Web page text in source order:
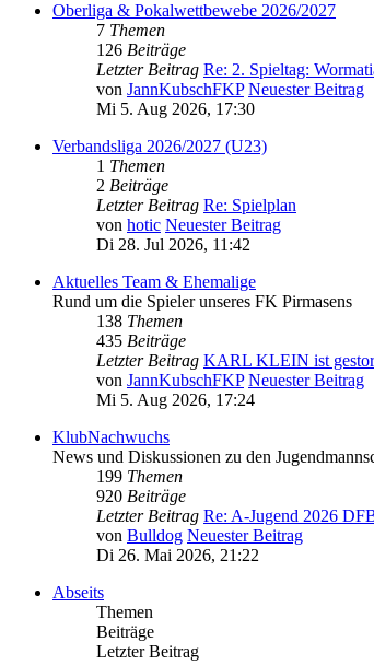
Oberliga & Pokalwettbewebe 2026/2027
7 Themen
126 Beiträge
Letzter Beitrag Re: 2. Spieltag:
von JannKubschFKP Neuester Beitrag
Mi 5. Aug 2026, 17:30
Verbandsliga 2026/2027 (U23)
1 Themen
2 Beiträge
Letzter Beitrag Re: Spielplan
von hotic Neuester Beitrag
Di 28. Jul 2026, 11:42
Aktuelles Team & Ehemalige
Rund um die Spieler unseres FK Pirmasens
138 Themen
435 Beiträge
Letzter Beitrag KARL KLEIN ist
von JannKubschFKP Neuester Beitrag
Mi 5. Aug 2026, 17:24
KlubNachwuchs
News und Diskussionen zu den
199 Themen
920 Beiträge
Letzter Beitrag Re: A-Jugend 2026
von Bulldog Neuester Beitrag
Di 26. Mai 2026, 21:22
Abseits
Themen
Beiträge
Letzter Beitrag